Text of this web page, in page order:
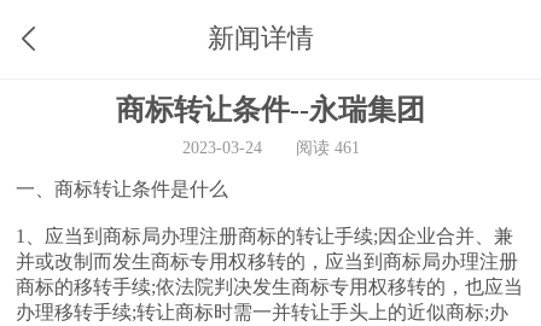
新闻详情
商标转让条件--永瑞集团
2023-03-24 阅读 461
一、商标转让条件是什么
1、应当到商标局办理注册商标的转让手续;因企业合并、兼
并或改制而发生商标专用权移转的，应当到商标局办理注册
商标的移转手续;依法院判决发生商标专用权移转的，也应当
办理移转手续;转让商标时需一并转让手头上的近似商标;办